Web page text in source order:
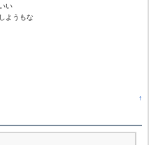
い
ようもな
↑